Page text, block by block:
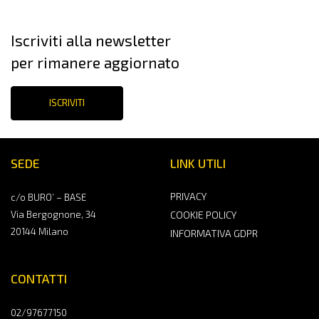
SEDE
c/o BURO’ – BASE
Via Bergognone, 34
20144 Milano
CONTATTI
02/97677150
LINK UTILI
PRIVACY
COOKIE POLICY
INFORMATIVA GDPR
Iscriviti alla newsletter
per rimanere aggiornato
ISCRIVITI